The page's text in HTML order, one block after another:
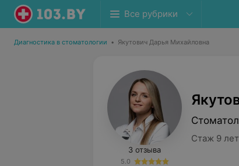
Все рубрики
Диагностика в стоматологии • Якутович Дарья Михайловна
3 отзыва
5.0
Стаж 9